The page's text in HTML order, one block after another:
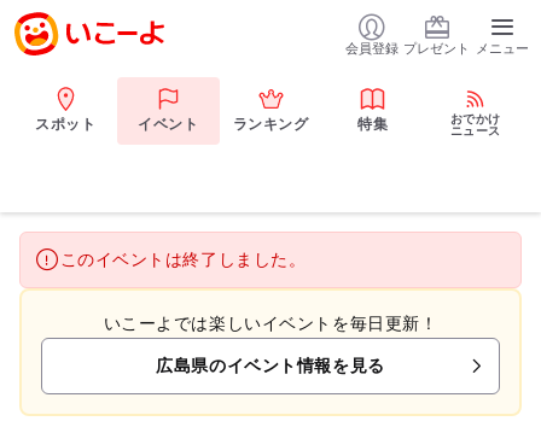
会員登録 プレゼント メニュー
スポット イベント ランキング 特集
おでかけ
ニュース
このイベントは終了しました。
いこーよでは楽しいイベントを毎日更新！
広島県のイベント情報を見る